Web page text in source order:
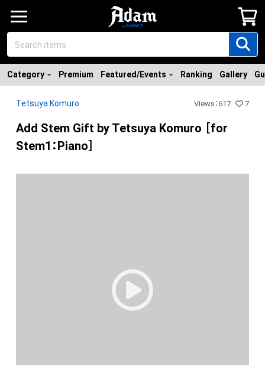
Category Premium Featured/Events Ranking Gallery
Tetsuya Komuro Views ：617 7
Add Stem Gift by Tetsuya Komuro ［for
Stem1：Piano］